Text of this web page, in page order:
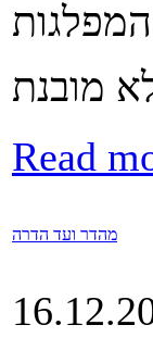
Read
מהדר ועד הדרה